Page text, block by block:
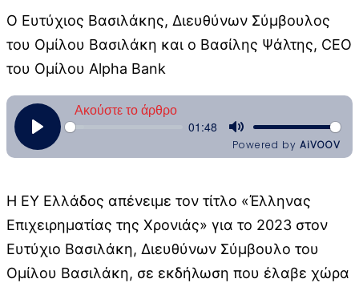
Ο Ευτύχιος Βασιλάκης, Διευθύνων Σύμβουλος
του Ομίλου Βασιλάκη και ο Βασίλης Ψάλτης, CEO
του Ομίλου Alpha Bank
Η EY Ελλάδος απένειμε τον τίτλο «Έλληνας
Επιχειρηματίας της Χρονιάς» για το 2023 στον
Ευτύχιο Βασιλάκη, Διευθύνων Σύμβουλο του
Ομίλου Βασιλάκη, σε εκδήλωση που έλαβε χώρα